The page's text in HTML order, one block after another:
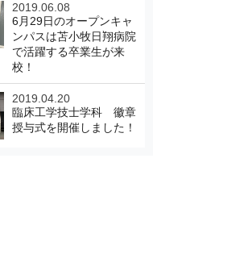
2019.06.08
6月29日のオープンキャ
ンパスは苫小牧日翔病院
で活躍する卒業生が来
校！
2019.04.20
臨床工学技士学科 徽章
授与式を開催しました！